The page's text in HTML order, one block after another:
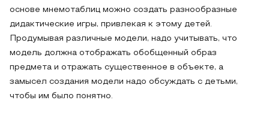
основе мнемотаблиц можно создать разнообразные
дидактические игры, привлекая к этому детей.
Продумывая различные модели, надо учитывать, что
модель должна отображать обобщенный образ
предмета и отражать существенное в объекте, а
замысел создания модели надо обсуждать с детьми,
чтобы им было понятно.